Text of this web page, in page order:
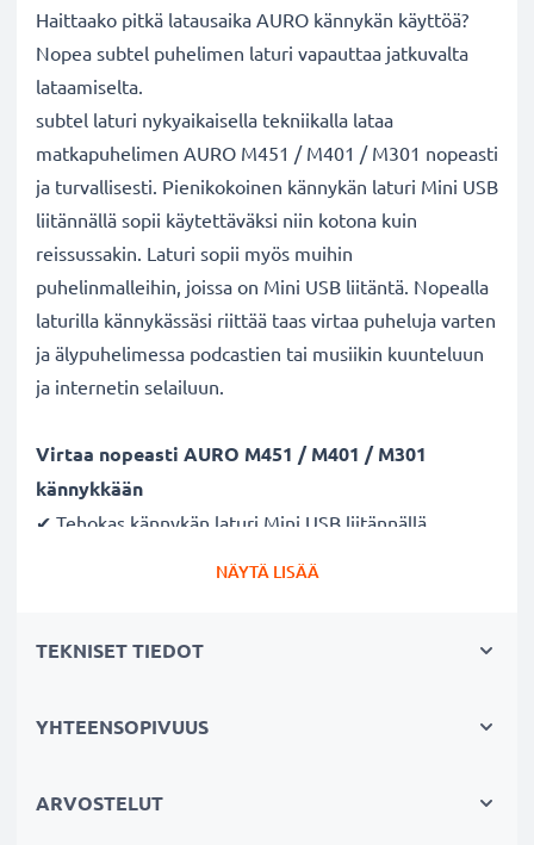
Haittaako pitkä latausaika AURO kännykän käyttöä?
Nopea subtel puhelimen laturi vapauttaa jatkuvalta
lataamiselta.
subtel laturi nykyaikaisella tekniikalla lataa
matkapuhelimen AURO M451 / M401 / M301 nopeasti
ja turvallisesti. Pienikokoinen kännykän laturi Mini USB
liitännällä sopii käytettäväksi niin kotona kuin
reissussakin. Laturi sopii myös muihin
puhelinmalleihin, joissa on Mini USB liitäntä. Nopealla
laturilla kännykässäsi riittää taas virtaa puheluja varten
ja älypuhelimessa podcastien tai musiikin kuunteluun
ja internetin selailuun.
Virtaa nopeasti AURO M451 / M401 / M301
kännykkään
✔ Tehokas kännykän laturi Mini USB liitännällä
✔ Hellävarainen ja turvallinen lataus - moderni
NÄYTÄ LISÄÄ
TEKNISET TIEDOT
YHTEENSOPIVUUS
ARVOSTELUT